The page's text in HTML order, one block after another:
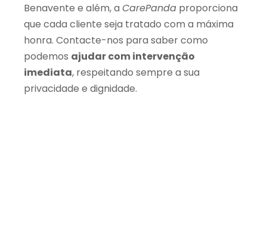
Benavente e além, a CarePanda proporciona
que cada cliente seja tratado com a máxima
honra. Contacte-nos para saber como
podemos ajudar com intervenção
imediata, respeitando sempre a sua
privacidade e dignidade.